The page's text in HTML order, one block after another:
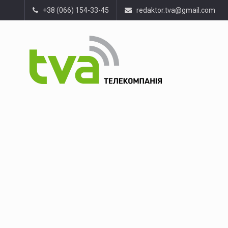
+38 (066) 154-33-45 redaktor.tva@gmail.com